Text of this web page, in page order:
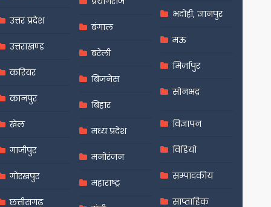
उत्तर प्रदेश
उत्तराखण्ड
करियर
कानपुर
खेल
गाजीपुर
गोरखपुर
छत्तीसगढ़
बंगाल
बरेली
बिजनेस
बिहार
मध्य प्रदेश
मनोरंजन
महाराष्ट्र
भदोही, ज्ञानपुर
मऊ
मिर्जापुर
सोनभद्र
विज्ञापन
विडियो
सम्पादकीय
साप्ताहिक